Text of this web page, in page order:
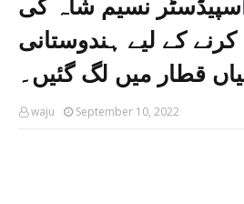
کے لیے ہندوستانی
قطار میں لگ گئیں۔
waju September 10, 2022